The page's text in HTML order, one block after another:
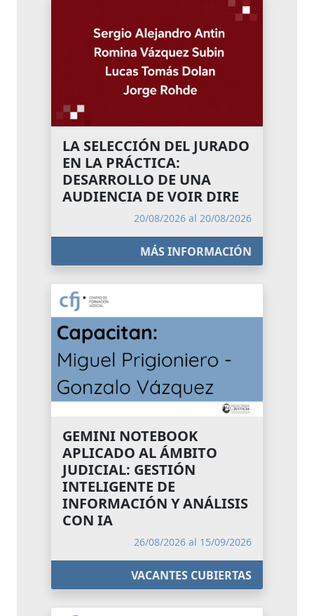
LA SELECCIÓN DEL JURADO
EN LA PRÁCTICA:
DESARROLLO DE UNA
AUDIENCIA DE VOIR DIRE
20/08/2026 al 20/08/2026
MÁS INFORMACIÓN
GEMINI NOTEBOOK
APLICADO AL ÁMBITO
JUDICIAL: GESTIÓN
INTELIGENTE DE
INFORMACIÓN Y ANÁLISIS
CON IA
26/08/2026 al 15/09/2026
VACANTES CUBIERTAS